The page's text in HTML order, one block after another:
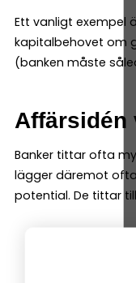
Ett vanligt exempel
kapitalbehovet om
(banken måste
Affärsidén
Banker tittar ofta
lägger däremot
potential. De tittar